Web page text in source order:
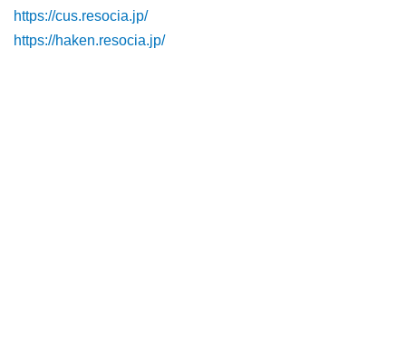
https://cus.resocia.jp/
https://haken.resocia.jp/